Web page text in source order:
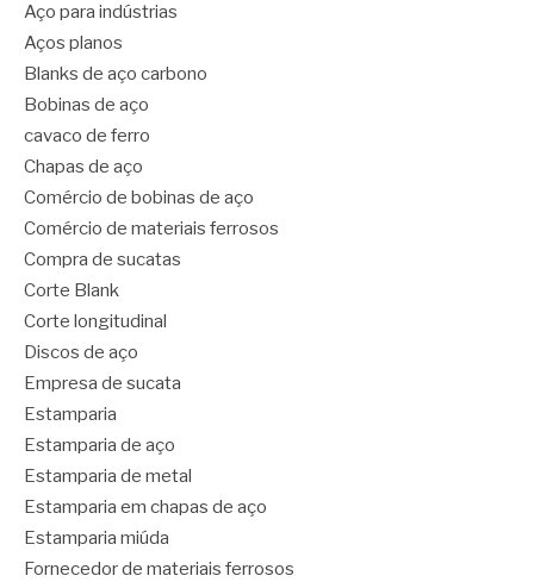
Aço para indústrias
Aços planos
Blanks de aço carbono
Bobinas de aço
cavaco de ferro
Chapas de aço
Comércio de bobinas de aço
Comércio de materiais ferrosos
Compra de sucatas
Corte Blank
Corte longitudinal
Discos de aço
Empresa de sucata
Estamparia
Estamparia de aço
Estamparia de metal
Estamparia em chapas de aço
Estamparia miúda
Fornecedor de materiais ferrosos